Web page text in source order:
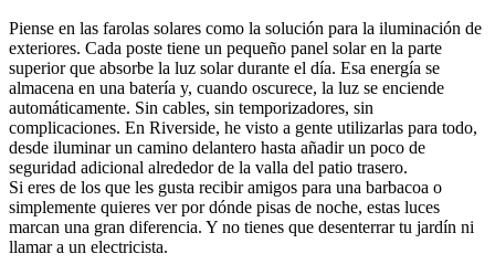
Piense en las farolas solares como la solución para la iluminación de
exteriores. Cada poste tiene un pequeño panel solar en la parte
superior que absorbe la luz solar durante el día. Esa energía se
almacena en una batería y, cuando oscurece, la luz se enciende
automáticamente. Sin cables, sin temporizadores, sin
complicaciones. En Riverside, he visto a gente utilizarlas para todo,
desde iluminar un camino delantero hasta añadir un poco de
seguridad adicional alrededor de la valla del patio trasero.
Si eres de los que les gusta recibir amigos para una barbacoa o
simplemente quieres ver por dónde pisas de noche, estas luces
marcan una gran diferencia. Y no tienes que desenterrar tu jardín ni
llamar a un electricista.